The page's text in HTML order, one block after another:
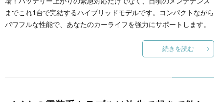
までこれ1台で完結するハイブリッドモデルです。コンパクトながら
パワフルな性能で、あなたのカーライフを強力にサポートします。
続きを読む